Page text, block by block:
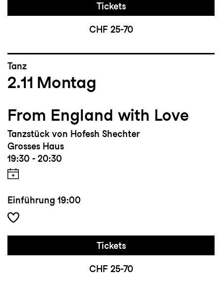
Tickets
CHF 25-70
Tanz
2.11 Montag
From England with Love
Tanzstück von Hofesh Shechter
Grosses Haus
19:30 - 20:30
Einführung 19:00
Tickets
CHF 25-70